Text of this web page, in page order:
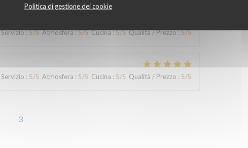
Politica di gestione dei cookie
Servizio:5/5 Atmosfera:5/5 Cucina:5/5 Qualità / Prezzo:5/5
Servizio : 5/5 Atmosfera : 5/5 Cucina : 5/5 Qualità / Prezzo : 5/5
3